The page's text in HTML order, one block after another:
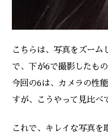
こちらは、写真をズーム
で、下が6で撮影したも
今回の6は、カメラの性
すが、こうやって見比べ
これで、キレイな写真を